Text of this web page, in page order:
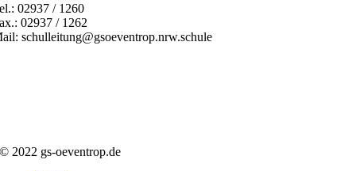
02937 / 1260
02937 / 1262
schulleitung@gsoeventrop.nrw.schule
© 2022 gs-oeventrop.de